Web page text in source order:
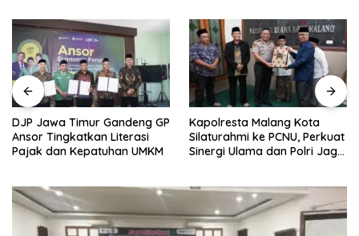
DJP Jawa Timur Gandeng GP
Ansor Tingkatkan Literasi
Pajak dan Kepatuhan UMKM
Kapolresta Malang Kota
Silaturahmi ke PCNU, Perkuat
Sinergi Ulama dan Polri Jaga